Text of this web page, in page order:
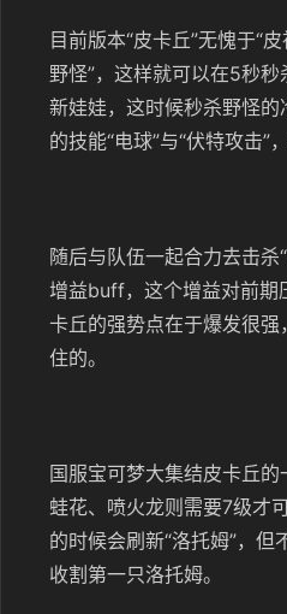
目前版本“皮卡丘”无愧于“
野怪”，这样就可以在5秒
新娃娃，这时候秒杀野怪
的技能“电球”与“伏特攻击”
随后与队伍一起合力去击
增益buff，这个增益对前期
卡丘的强势点在于爆发很
住的。
国服宝可梦大集结皮卡丘
蛙花、喷火龙则需要7级才
的时候会刷新“洛托姆”，
收割第一只洛托姆。